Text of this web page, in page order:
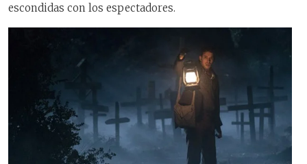
escondidas con los espectadores.